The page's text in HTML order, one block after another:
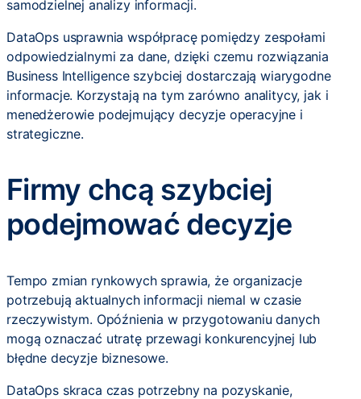
samodzielnej analizy informacji.
DataOps usprawnia współpracę pomiędzy zespołami
odpowiedzialnymi za dane, dzięki czemu rozwiązania
Business Intelligence szybciej dostarczają wiarygodne
informacje. Korzystają na tym zarówno analitycy, jak i
menedżerowie podejmujący decyzje operacyjne i
strategiczne.
Firmy chcą szybciej
podejmować decyzje
Tempo zmian rynkowych sprawia, że organizacje
potrzebują aktualnych informacji niemal w czasie
rzeczywistym. Opóźnienia w przygotowaniu danych
mogą oznaczać utratę przewagi konkurencyjnej lub
błędne decyzje biznesowe.
DataOps skraca czas potrzebny na pozyskanie,